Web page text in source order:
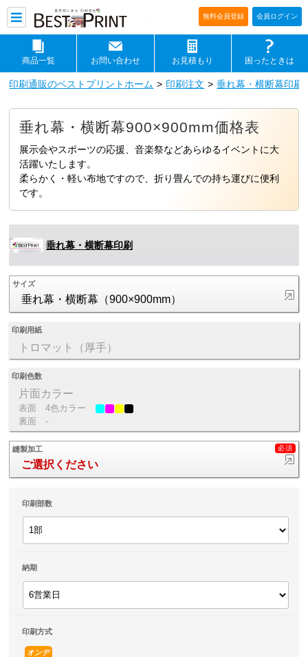
印刷通販ベストプリントベストプリ
無料会員登録 会員ログイン
商品一覧 お問い合わせ お見積もり 困ったときは
印刷通販のベストプリントホーム 印刷注文 垂れ幕・横断幕印刷
垂れ幕・横断幕900×900mm価格表
展示会やスポーツの応援、音楽祭などあらゆるイベントに大
活躍いたします。
柔らかく・軽い布地ですので、折り畳んでの持ち運びに便利
です。
垂れ幕・横断幕印刷
サイズ
垂れ幕・横断幕（900×900mm）
印刷用紙
トロマット（厚手）
印刷色数
片面カラー
表面
4色カラー
裏面
-
縫製加工
ご選択ください
印刷部数
納期
印刷方式
オンデ